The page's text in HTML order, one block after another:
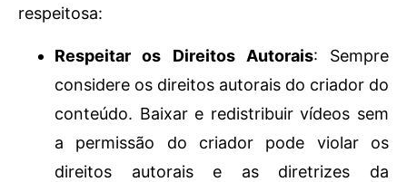
respeitosa:
Respeitar os Direitos Autorais: Sempre
considere os direitos autorais do criador do
conteúdo. Baixar e redistribuir vídeos sem
a permissão do criador pode violar os
direitos autorais e as diretrizes da